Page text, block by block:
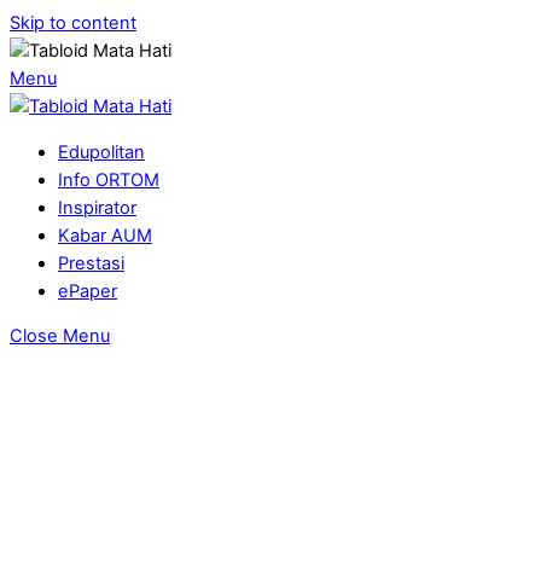
Skip to content
Menu
Edupolitan
Info ORTOM
Inspirator
Kabar AUM
Prestasi
ePaper
Close Menu